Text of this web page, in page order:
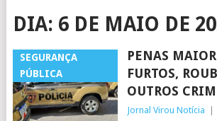
DIA: 6 DE MAIO DE
SEGURANÇA
PÚBLICA
PENAS
FURTOS,
OUTROS
Jornal Virou Notícia